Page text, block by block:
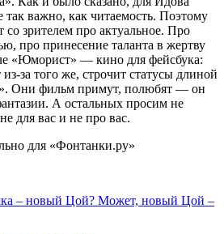
важно, как читаемость. Поэтому
со зрителем про актуальное. Про
про принесение таланта в жертву
«Юморист» — кино для фейсбука:
за того же, строчит статусы длиной
Они фильм примут, полюбят — он
А остальных просим не
для вас и не про вас.
для «Фонтанки.ру»
– новый Цой? Может, новый Цой –